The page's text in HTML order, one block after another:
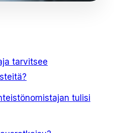
tarvitsee
tulisi